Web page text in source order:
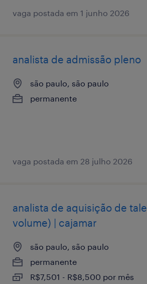
vaga postada em 1 junho 2026
analista de admissão pleno
são paulo, são paulo
permanente
vaga postada em 28 julho 2026
analista de aquisição de
volume) | cajamar
são paulo, são paulo
permanente
R$7,501 - R$8,500 por mês